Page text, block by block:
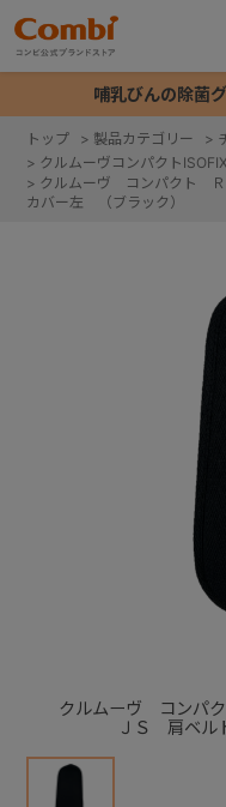
哺乳びんの除菌
トップ > 製品カテゴリー >
> クルムーヴコンパクト
> クルムーヴ コンパクト
カバー左 （ブラック）
クルムーヴ コンパ
ＪＳ 肩ベル